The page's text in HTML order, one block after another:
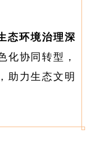
态环境治理深
化协同转型，
助力生态文明